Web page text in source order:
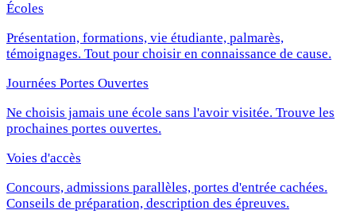
Écoles
Présentation, formations, vie étudiante, palmarès,
témoignages. Tout pour choisir en connaissance de cause.
Journées Portes Ouvertes
Ne choisis jamais une école sans l'avoir visitée. Trouve les
prochaines portes ouvertes.
Voies d'accès
Concours, admissions parallèles, portes d'entrée cachées.
Conseils de préparation, description des épreuves.